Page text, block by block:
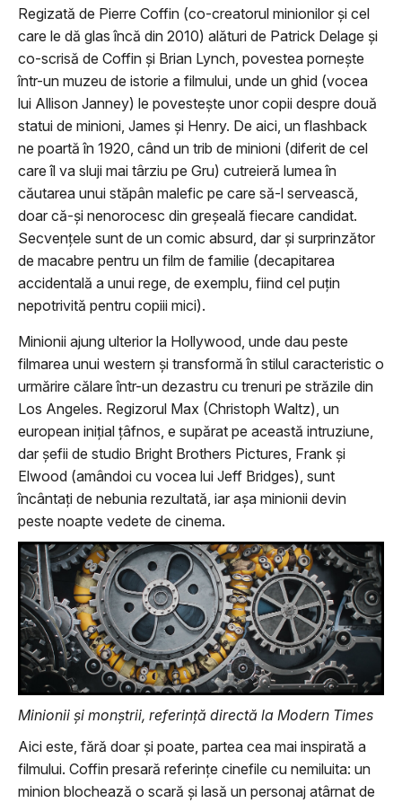
Regizată de Pierre Coffin (co-creatorul minionilor și cel
care le dă glas încă din 2010) alături de Patrick Delage și
co-scrisă de Coffin și Brian Lynch, povestea pornește
într-un muzeu de istorie a filmului, unde un ghid (vocea
lui Allison Janney) le povestește unor copii despre două
statui de minioni, James și Henry. De aici, un flashback
ne poartă în 1920, când un trib de minioni (diferit de cel
care îl va sluji mai târziu pe Gru) cutreieră lumea în
căutarea unui stăpân malefic pe care să-l servească,
doar că-și nenorocesc din greșeală fiecare candidat.
Secvențele sunt de un comic absurd, dar și surprinzător
de macabre pentru un film de familie (decapitarea
accidentală a unui rege, de exemplu, fiind cel puțin
nepotrivită pentru copiii mici).
Minionii ajung ulterior la Hollywood, unde dau peste
filmarea unui western și transformă în stilul caracteristic o
urmărire călare într-un dezastru cu trenuri pe străzile din
Los Angeles. Regizorul Max (Christoph Waltz), un
european inițial țâfnos, e supărat pe această intruziune,
dar șefii de studio Bright Brothers Pictures, Frank și
Elwood (amândoi cu vocea lui Jeff Bridges), sunt
încântați de nebunia rezultată, iar așa minionii devin
peste noapte vedete de cinema.
Minionii și monștrii, referință directă la Modern Times
Aici este, fără doar și poate, partea cea mai inspirată a
filmului. Coffin presară referințe cinefile cu nemiluita: un
minion blochează o scară și lasă un personaj atârnat de